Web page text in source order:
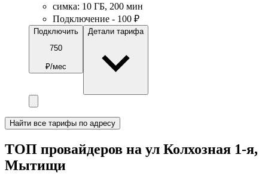
симка: 10 ГБ, 200 мин
Подключение - 100 ₽
Подключить
750
₽/мес
Детали тарифа
Найти все тарифы по адресу
ТОП провайдеров на ул Колхозная 1-я,
Мытищи